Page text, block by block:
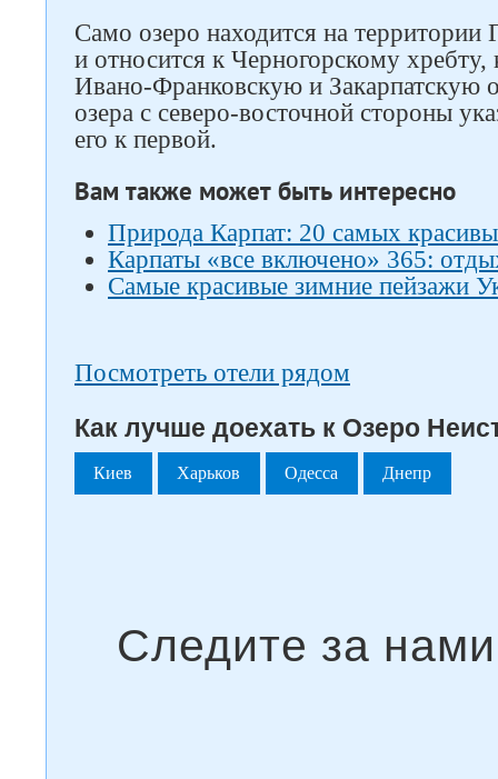
Само озеро находится на территории
и относится к Черногорскому хребту,
Ивано-Франковскую и Закарпатскую
озера с северо-восточной стороны
его к первой.
Вам также может быть интересно
Природа Карпат: 20 самых
Карпаты «все включено» 365:
Самые красивые зимние пейзажи
Посмотреть отели рядом
Как лучше доехать к Озеро
Киев Харьков Одесса Днепр